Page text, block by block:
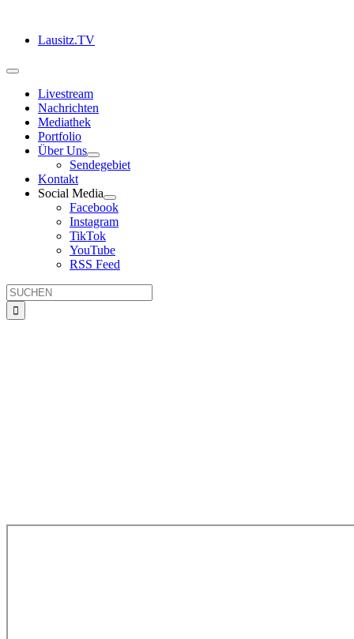
springenLausitz.TV
Toggle
NavigationLivestream
Nachrichten
Mediathek
Portfolio
Über Uns
Sendegebiet
Kontakt
Social Media
Facebook
Instagram
TikTok
YouTube
RSS Feed
Suche
nach: